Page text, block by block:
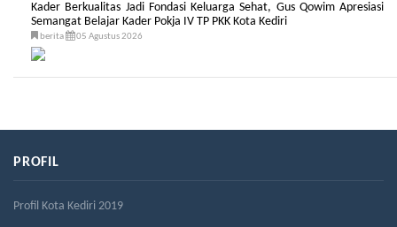
Kader Berkualitas Jadi Fondasi Keluarga Sehat, Gus Qowim Apresiasi
Semangat Belajar Kader Pokja IV TP PKK Kota Kediri
berita 05 Agustus 2026
PROFIL
Profil Kota Kediri 2019